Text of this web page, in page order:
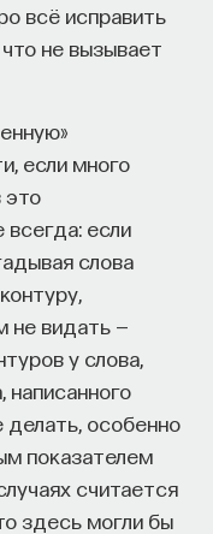
всё исправить
что не вызывает
если много
это
всегда: если
слова
не видать —
у слова,
написанного
делать, особенно
показателем
считается
здесь могли бы